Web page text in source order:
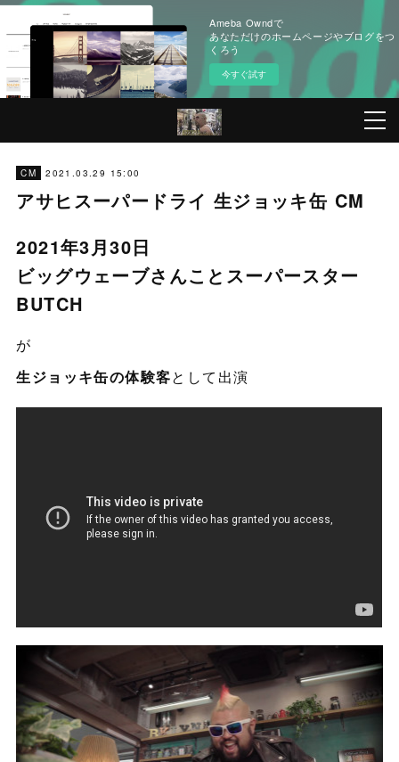
Ameba Owndで
あなただけのホームページやブログをつ
くろう
今すぐ試す
CM 2021.03.29 15:00
アサヒスーパードライ 生ジョッキ缶 CM
2021年3月30日
ビッグウェーブさんことスーパースター
BUTCH
が
生ジョッキ缶の体験客として出演